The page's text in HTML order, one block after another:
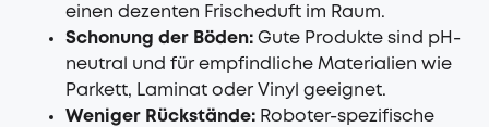
einen dezenten Frischeduft im Raum.
Schonung der Böden: Gute Produkte sind pH-
neutral und für empfindliche Materialien wie
Parkett, Laminat oder Vinyl geeignet.
Weniger Rückstände: Roboter-spezifische